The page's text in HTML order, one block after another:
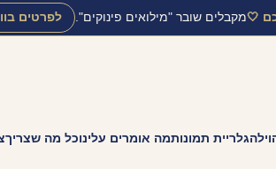
🤍מקבלים שובר "מילואים פינוקים". לפרטים
גלריית תמונותמה אומרים עלינוכל מה שצריך